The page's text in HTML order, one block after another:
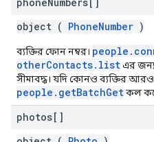
object ( PhoneNumber )
ব্যক্তির ফোন নম্বর।
otherContacts.listএর জন্য
সীমাবদ্ধ। যদি কোনও ব্যক্তির
people.getBatchGetকল
photos[]